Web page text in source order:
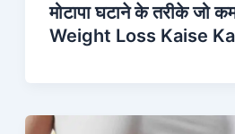
मोटापा घटाने के तरीके जो
Weight Loss Kaise